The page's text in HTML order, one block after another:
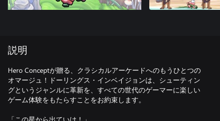
説明
Hero Conceptが贈る、クラシカルアーケードへのもうひとつの
オマージュ！ドーリングス・インベイジョンは、シューティン
グというジャンルに革新を、すべての世代のゲーマーに楽しい
ゲーム体験をもたらすことをお約束します。